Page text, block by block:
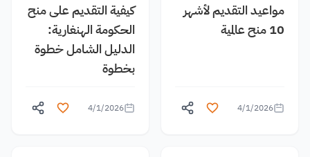
مواعيد التقديم لأشهر
10 منح عالمية
4/1/2026
كيفية التقديم على منح
الحكومة الهنغارية:
الدليل الشامل خطوة
بخطوة
4/1/2026